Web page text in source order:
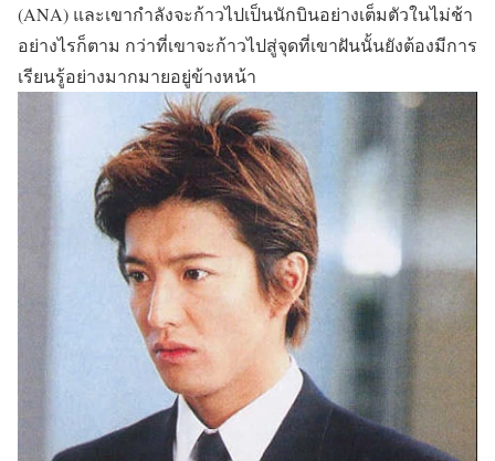
(ANA) และเขากำลังจะก้าวไปเป็นนักบินอย่างเต็มตัวในไม่ช้า
อย่างไรก็ตาม กว่าที่เขาจะก้าวไปสู่จุดที่เขาฝันนั้นยังต้องมีการ
เรียนรู้อย่างมากมายอยู่ข้างหน้า